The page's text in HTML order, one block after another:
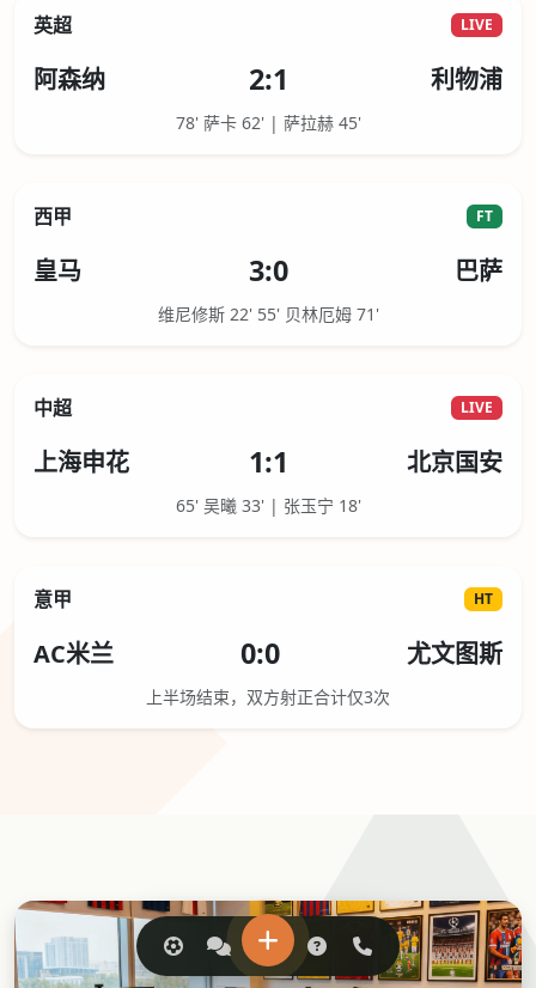
英超 LIVE
阿森纳 2:1 利物浦
78' 萨卡 62' | 萨拉赫 45'
西甲 FT
皇马 3:0 巴萨
维尼修斯 22' 55' 贝林厄姆 71'
中超 LIVE
上海申花 1:1 北京国安
65' 吴曦 33' | 张玉宁 18'
意甲 HT
AC米兰 0:0 尤文图斯
上半场结束，双方射正合计仅3次